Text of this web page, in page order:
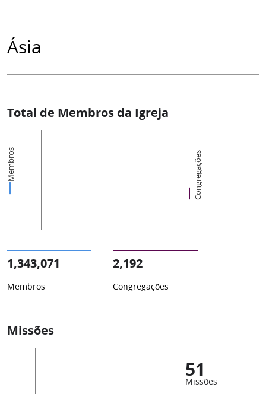
Ásia
Total de Membros da Igreja
Membros Congregações
1,343,071
Membros
2,192
Congregações
Missões
51
Missões